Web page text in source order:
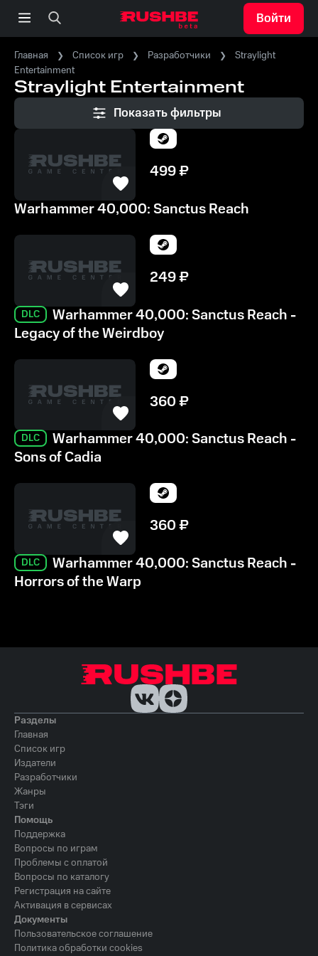
Войти
Главная Список игр Разработчики
Straylight
Entertainment
Straylight Entertainment
Показать фильтры
499₽
Warhammer 40,000: Sanctus Reach
249₽
DLC
Warhammer 40,000: Sanctus Reach -
Legacy of the Weirdboy
360₽
DLC
Warhammer 40,000: Sanctus Reach -
Sons of Cadia
360₽
DLC
Warhammer 40,000: Sanctus Reach -
Horrors of the Warp
Разделы
Главная
Список игр
Издатели
Разработчики
Жанры
Тэги
Помощь
Поддержка
Вопросы по играм
Проблемы с оплатой
Вопросы по каталогу
Регистрация на сайте
Активация в сервисах
Документы
Пользовательское соглашение
Политика обработки cookies